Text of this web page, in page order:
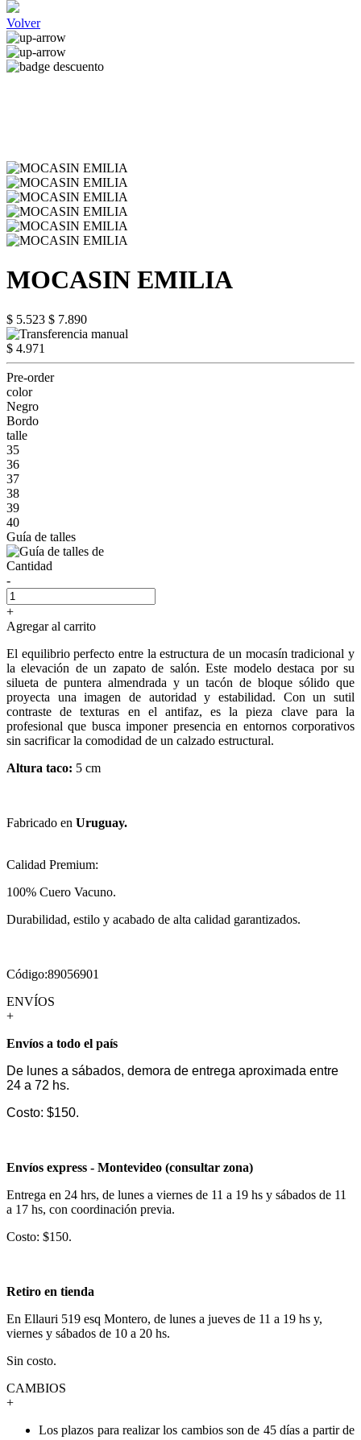
Volver
MOCASIN EMILIA
$ 5.523 $ 7.890
$ 4.971
Pre-order
color
Negro
Bordo
talle
35
36
37
38
39
40
Guía de talles
Cantidad
-
+
Agregar al carrito
El equilibrio perfecto entre la estructura de un mocasín tradicional y
la elevación de un zapato de salón. Este modelo destaca por su
silueta de puntera almendrada y un tacón de bloque sólido que
proyecta una imagen de autoridad y estabilidad. Con un sutil
contraste de texturas en el antifaz, es la pieza clave para la
profesional que busca imponer presencia en entornos corporativos
sin sacrificar la comodidad de un calzado estructural.
Altura taco: 5 cm
Fabricado en Uruguay.
Calidad Premium:
100% Cuero Vacuno.
Durabilidad, estilo y acabado de alta calidad garantizados.
Código:89056901
ENVÍOS
+
Envíos a todo el país
De lunes a sábados, demora de entrega aproximada entre
24 a 72 hs.
Costo: $150.
Envíos express - Montevideo (consultar zona)
Entrega en 24 hrs, de lunes a viernes de 11 a 19 hs y sábados de 11
a 17 hs, con coordinación previa.
Costo: $150.
Retiro en tienda
En Ellauri 519 esq Montero, de lunes a jueves de 11 a 19 hs y,
viernes y sábados de 10 a 20 hs.
Sin costo.
CAMBIOS
+
Los plazos para realizar los cambios son de 45 días a partir de